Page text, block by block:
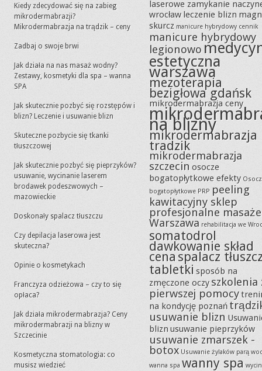
Kiedy zdecydować się na zabieg
mikrodermabrazji?
Mikrodermabrazja na trądzik – ceny
Zadbaj o swoje brwi
Jak działa na nas masaż wodny?
Zestawy, kosmetyki dla spa – wanna
SPA
Jak skutecznie pozbyć się rozstępów i
blizn? Leczenie i usuwanie blizn
Skuteczne pozbycie się tkanki
tłuszczowej
Jak skutecznie pozbyć się pieprzyków?
usuwanie, wycinanie laserem
brodawek podeszwowych –
mazowieckie
Doskonały spalacz tłuszczu
Czy depilacja laserowa jest
skuteczna?
Opinie o kosmetykach
Franczyza odzieżowa – czy to się
opłaca?
Jak działa mikrodermabrazja? Ceny
mikrodermabrazji na blizny w
Szczecinie
Kosmetyczna stomatologia: co
musisz wiedzieć
laserowe zamykanie
wrocław leczenie blizn
skurcz manicure hybrydowy cennik
manicure hybrydowy
legionowo
estetyczna
warszawa
mezoterapia
bezigłowa gdańsk
mikrodermabrazja ceny
na blizny
mikrodermabrazja
tradzik
mikrodermabrazja
szczecin osocze
bogatopłytkowe efekty
bogatopłytkowe PRP peeling
kawitacyjny sklep
profesjonalne masaże
Warszawa rehabilitacja we
somatodrol
dawkowanie skład
cenaspalacz
tabletki sposób na
zmęczone oczy szkolenia
pierwszej pomocy
na kondycję poznań
usuwanie blizn
blizn usuwanie pieprzyków
usuwanie zmarszek -
botox Usuwanie żylaków parą
wanna spa wanny spa